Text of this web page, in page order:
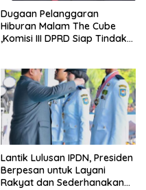
Dugaan Pelanggaran
Hiburan Malam The Cube
,Komisi III DPRD Siap Tindak
Lantik Lulusan IPDN, Presiden
Berpesan untuk Layani
Rakyat dan Sederhanakan